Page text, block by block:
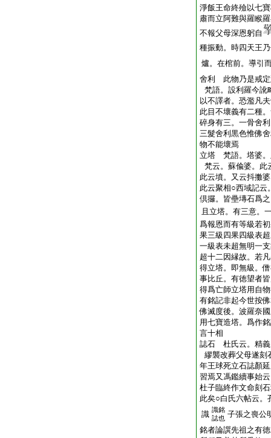
淨飯王命終殮以七
肅而立阿難與羅睺
不報父母深恩躬自
種振動。時四天王
爐。在棺前。導引
舍利 此物乃是戒定
梵語。設利羅今訛
以不譯者。恐濫凡
此目不壞義有二種
碎身有三。一骨舍
三髮舍利黒色惟佛
物不能壞焉
立塔 梵語。塔婆。
梵云。蘇偸婆。此
此云墳。又云抖擻
此云聚相○西域記云
倶攞。皆壘塼石爲
且立塔。有三意。
爲報恩而有等級若
果三級四果四級表
一級表未超無明一
超十二因縁故。若
得立塔。即無級。
事比丘。有徳望者
得爲亡師立塔用自
有銘記非起今世按
佛滅度後。波羅奈
用七寶造塔。爲作
言十相
誌石 杜氏云。精義
繆襲改葬父母遂刻
年王球死立石誌顏
習焉又馮鑑續事始
杜子臨終作文命刻
此矣○白氏六帖云。
識 識銘
誌也 子張之喪公
銘者論譔先祖之有